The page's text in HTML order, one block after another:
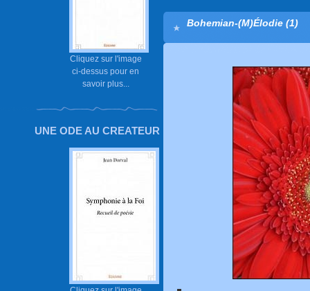
Cliquez sur l'image
ci-dessus pour en
savoir plus...
UNE ODE AU CREATEUR
Bohemian-(M)Élodie (1)